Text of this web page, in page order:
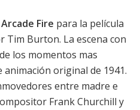
Arcade Fire para la película
Tim Burton. La escena con
los momentos mas
original de 1941.
entre madre e
Frank Churchill y